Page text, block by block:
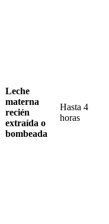
Leche
materna
recién
extraída o
bombeada
Hasta 4
horas